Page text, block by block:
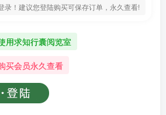
录！建议您登陆购买可保存订单，永久查看!
用求知行囊阅览室
买会员永久查看